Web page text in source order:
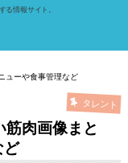
る情報サイト。
ューや食事管理など
タレント
筋肉画像まと
ど